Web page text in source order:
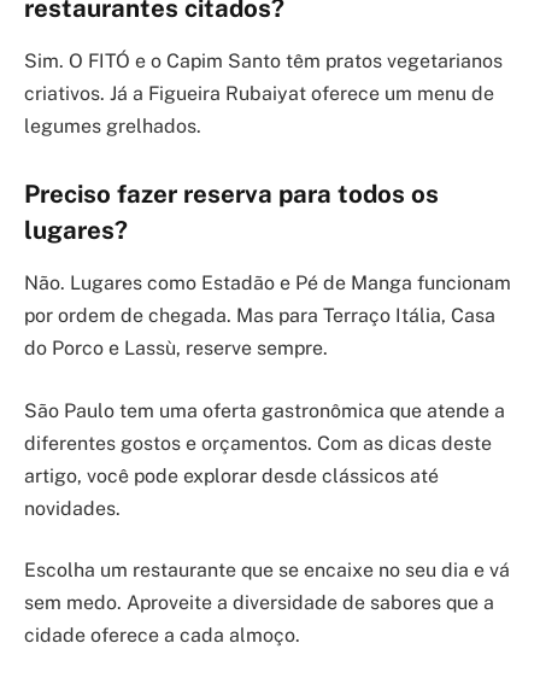
restaurantes citados?
Sim. O FITÓ e o Capim Santo têm pratos vegetarianos
criativos. Já a Figueira Rubaiyat oferece um menu de
legumes grelhados.
Preciso fazer reserva para todos os
lugares?
Não. Lugares como Estadão e Pé de Manga funcionam
por ordem de chegada. Mas para Terraço Itália, Casa
do Porco e Lassù, reserve sempre.
São Paulo tem uma oferta gastronômica que atende a
diferentes gostos e orçamentos. Com as dicas deste
artigo, você pode explorar desde clássicos até
novidades.
Escolha um restaurante que se encaixe no seu dia e vá
sem medo. Aproveite a diversidade de sabores que a
cidade oferece a cada almoço.